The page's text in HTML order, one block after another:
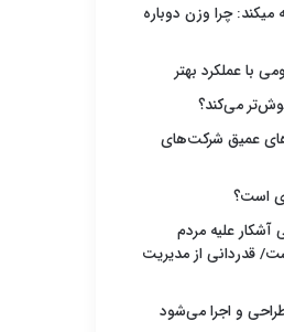
میکند: چرا وزن دوباره
با عملکرد بهتر
می‌کند؟
عمیق شرکت‌های
است؟
آشکار علیه مردم
قدردانی از مدیریت
طراحی و اجرا می‌شود